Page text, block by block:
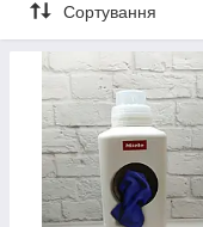
Сортування